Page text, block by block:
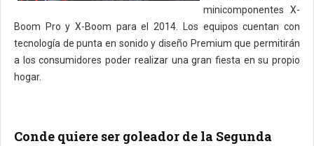
minicomponentes X-
Boom Pro y X-Boom para el 2014. Los equipos cuentan con
tecnología de punta en sonido y diseño Premium que permitirán
a los consumidores poder realizar una gran fiesta en su propio
hogar.
Conde quiere ser goleador de la Segunda